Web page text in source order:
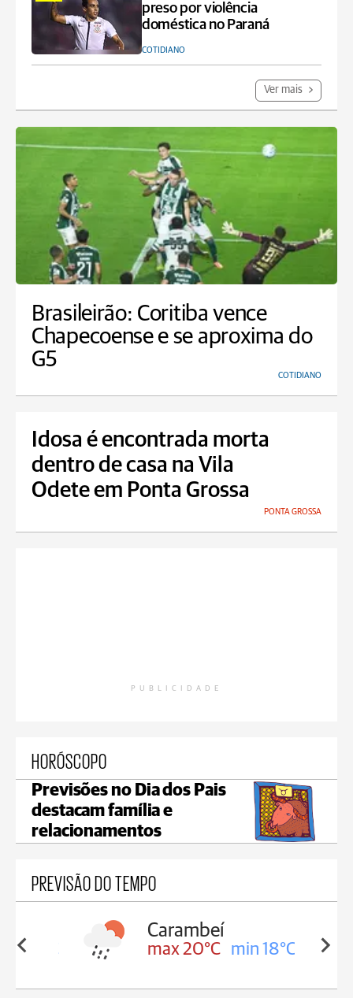
preso por violência
doméstica no Paraná
COTIDIANO
Ver mais
Brasileirão: Coritiba vence
Chapecoense e se aproxima do
G5
COTIDIANO
Idosa é encontrada morta
dentro de casa na Vila
Odete em Ponta Grossa
PONTA GROSSA
PUBLICIDADE
HORÓSCOPO
Previsões no Dia dos Pais
destacam família e
relacionamentos
PREVISÃO DO TEMPO
18°C
Carambeí
max 20°C min 18°C